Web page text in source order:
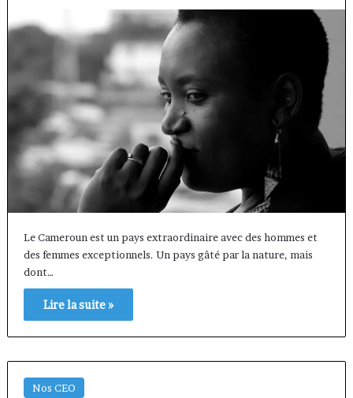
Le Cameroun est un pays extraordinaire avec des hommes et
des femmes exceptionnels. Un pays gâté par la nature, mais
dont…
Lire la suite »
Nos CEO